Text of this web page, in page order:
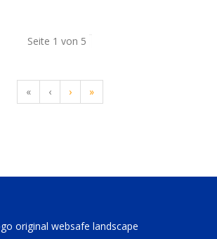
Seite 1 von 5
« ‹ › »